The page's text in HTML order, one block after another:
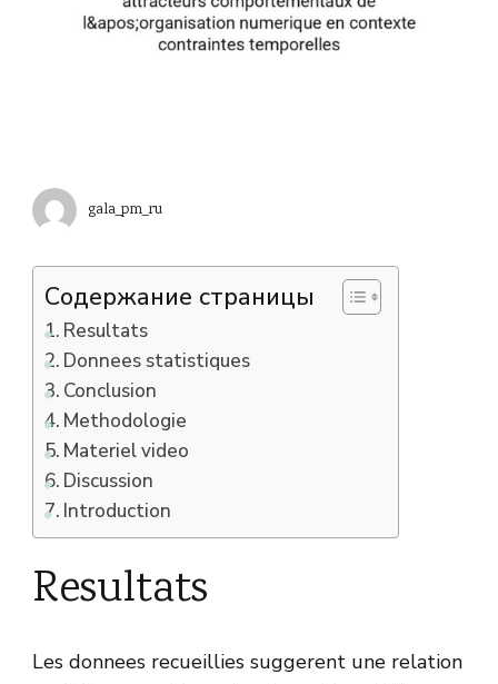
gala_pm_ru
Содержание страницы
Resultats
Donnees statistiques
Conclusion
Methodologie
Materiel video
Discussion
Introduction
Resultats
Les donnees recueillies suggerent une relation